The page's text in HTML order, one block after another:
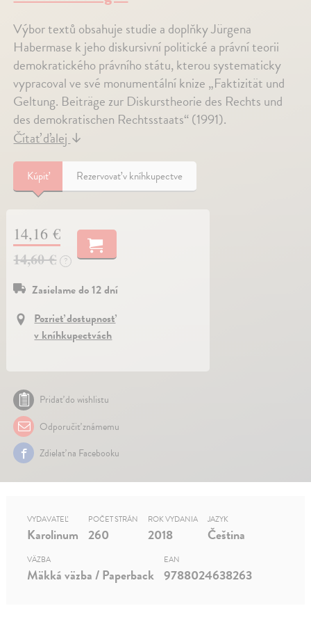
Výbor textů obsahuje studie a doplňky Jürgena
Habermase k jeho diskursivní politické a právní teorii
demokratického právního státu, kterou systematicky
vypracoval ve své monumentální knize „Faktizität und
Geltung. Beiträge zur Diskurstheorie des Rechts und
des demokratischen Rechtsstaats“ (1991).
Čítať ďalej↓
Kúpiť Rezervovať v kníhkupectve
14,16 €
14,60 €
?
Zasielame do 12 dní
Pozrieť dostupnosť
v kníhkupectvách
Pridať do wishlistu
Odporučiť známemu
Zdielať na Facebooku
VYDAVATEĽ
Karolinum
POČET STRÁN
260
ROK VYDANIA
2018
JAZYK
Čeština
VÄZBA
Mäkká väzba / Paperback
EAN
9788024638263